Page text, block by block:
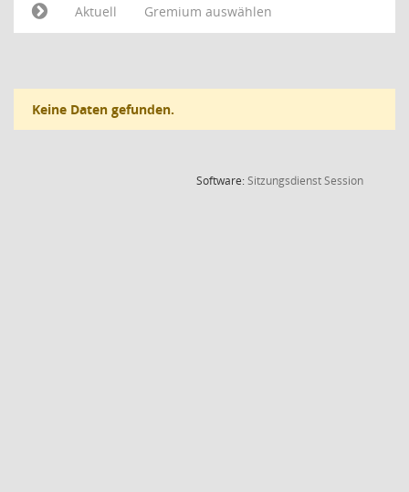
Aktuell
Gremium auswählen
Keine Daten gefunden.
Software:SitzungsdienstSession(Wird in